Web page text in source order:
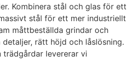
Kombinera stål och glas för ett
stål för ett mer industriellt
måttbeställda grindar och
rätt höjd och låslösning.
levererar vi